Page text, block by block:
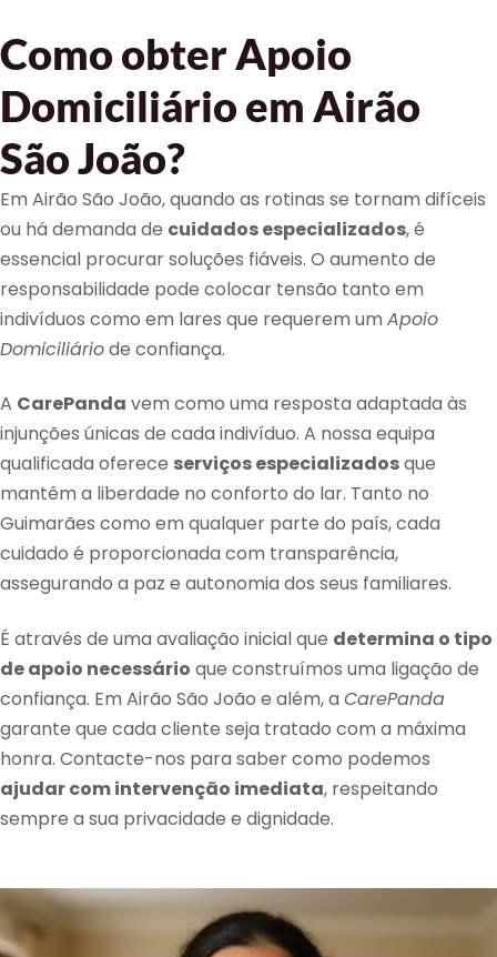
Como obter Apoio
Domiciliário em Airão
São João?
Em Airão São João, quando as rotinas se tornam difíceis
ou há demanda de cuidados especializados, é
essencial procurar soluções fiáveis. O aumento de
responsabilidade pode colocar tensão tanto em
indivíduos como em lares que requerem um Apoio
Domiciliáriode confiança.
A CarePanda vem como uma resposta adaptada às
injunções únicas de cada indivíduo. A nossa equipa
qualificada oferece serviços especializadosque
mantêm a liberdade no conforto do lar. Tanto no
Guimarães como em qualquer parte do país, cada
cuidado é proporcionada com transparência,
assegurando a paz e autonomia dos seus familiares.
É através de uma avaliação inicial que determina o tipo
de apoio necessário que construímos uma ligação de
confiança. Em Airão São João e além, a CarePanda
garante que cada cliente seja tratado com a máxima
honra. Contacte-nos para saber como podemos
ajudar com intervenção imediata, respeitando
sempre a sua privacidade e dignidade.